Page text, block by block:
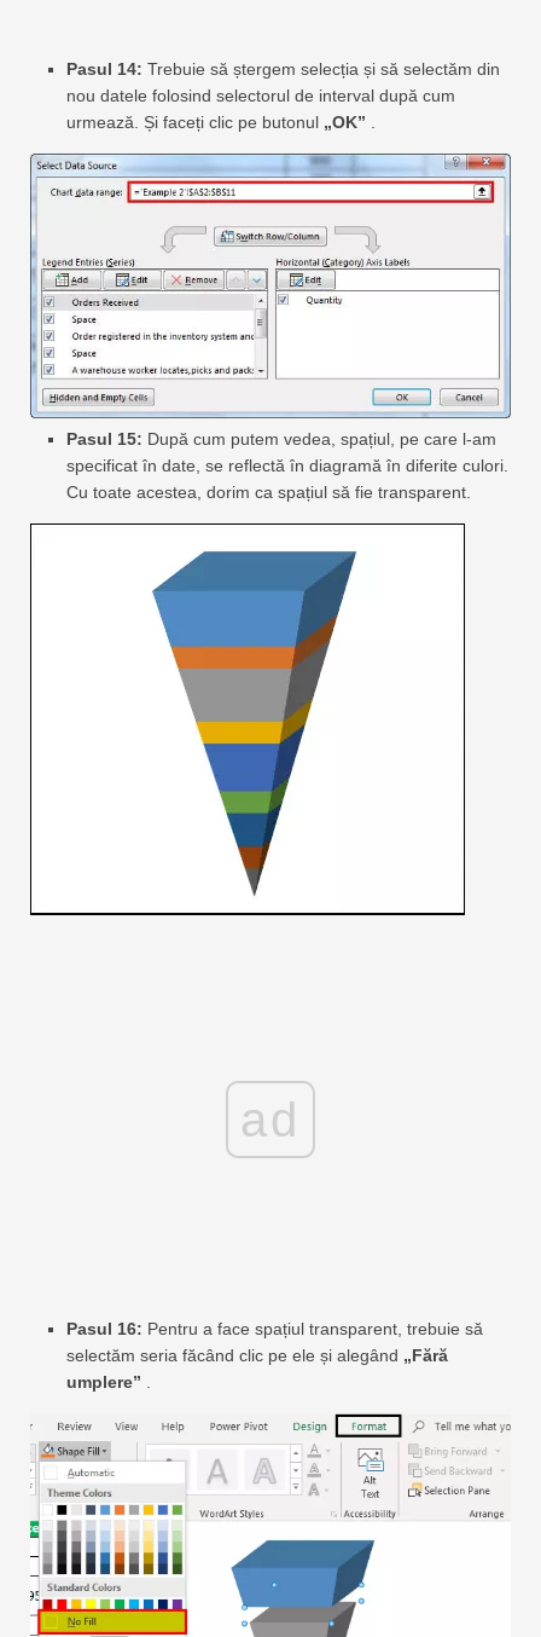
Pasul 14: Trebuie să ștergem selecția și să selectăm din
nou datele folosind selectorul de interval după cum
urmează. Și faceți clic pe butonul „OK” .
Pasul 15: După cum putem vedea, spațiul, pe care l-am
specificat în date, se reflectă în diagramă în diferite culori.
Cu toate acestea, dorim ca spațiul să fie transparent.
ad
Pasul 16: Pentru a face spațiul transparent, trebuie să
selectăm seria făcând clic pe ele și alegând „Fără
umplere” .